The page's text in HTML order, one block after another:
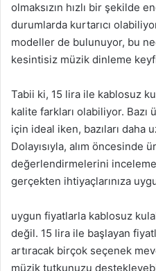
olmaksızın hızlı bir şekilde
durumlarda kurtarıcı
modeller de bulunuyor, bu
kesintisiz müzik dinleme
Tabii ki, 15 lira ile kablosuz
kalite farkları olabiliyor. Bazı
için ideal iken, bazıları daha
Dolayısıyla, alım öncesinde
değerlendirmelerini
gerçekten ihtiyaçlarınıza
uygun fiyatlarla kablosuz
değil. 15 lira ile başlayan
artıracak birçok seçenek
müzik tutkunuzu